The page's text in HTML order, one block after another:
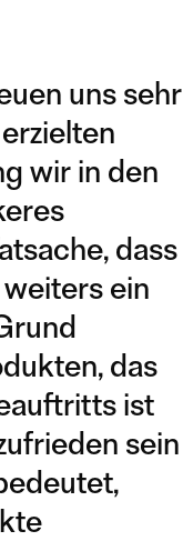
uns sehr
wir in den
dass
ein
das
ist
sein